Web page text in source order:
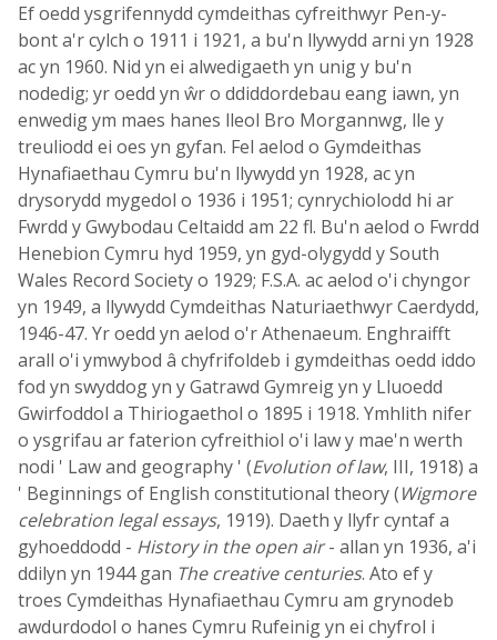
Ef oedd ysgrifennydd cymdeithas cyfreithwyr Pen-y-
bont a'r cylch o 1911 i 1921, a bu'n llywydd arni yn 1928
ac yn 1960. Nid yn ei alwedigaeth yn unig y bu'n
nodedig; yr oedd yn ŵr o ddiddordebau eang iawn, yn
enwedig ym maes hanes lleol Bro Morgannwg, lle y
treuliodd ei oes yn gyfan. Fel aelod o Gymdeithas
Hynafiaethau Cymru bu'n llywydd yn 1928, ac yn
drysorydd mygedol o 1936 i 1951; cynrychiolodd hi ar
Fwrdd y Gwybodau Celtaidd am 22 fl. Bu'n aelod o Fwrdd
Henebion Cymru hyd 1959, yn gyd-olygydd y South
Wales Record Society o 1929; F.S.A. ac aelod o'i chyngor
yn 1949, a llywydd Cymdeithas Naturiaethwyr Caerdydd,
1946-47. Yr oedd yn aelod o'r Athenaeum. Enghraifft
arall o'i ymwybod â chyfrifoldeb i gymdeithas oedd iddo
fod yn swyddog yn y Gatrawd Gymreig yn y Lluoedd
Gwirfoddol a Thiriogaethol o 1895 i 1918. Ymhlith nifer
o ysgrifau ar faterion cyfreithiol o'i law y mae'n werth
nodi ' Law and geography ' (Evolution of law, III, 1918) a
' Beginnings of English constitutional theory (Wigmore
celebration legal essays, 1919). Daeth y llyfr cyntaf a
gyhoeddodd - History in the open air- allan yn 1936, a'i
ddilyn yn 1944 gan The creative centuries. Ato ef y
troes Cymdeithas Hynafiaethau Cymru am grynodeb
awdurdodol o hanes Cymru Rufeinig yn ei chyfrol i